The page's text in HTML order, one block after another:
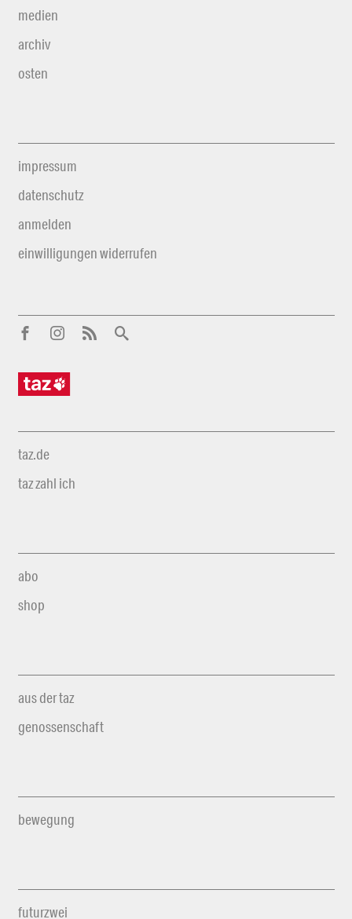
medien
archiv
osten
impressum
datenschutz
anmelden
einwilligungen widerrufen
taz.de
taz zahl ich
abo
shop
aus der taz
genossenschaft
bewegung
futurzwei